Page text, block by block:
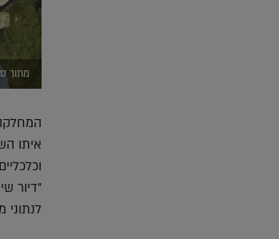
מתוך
איתו
"דיור
לנתוני